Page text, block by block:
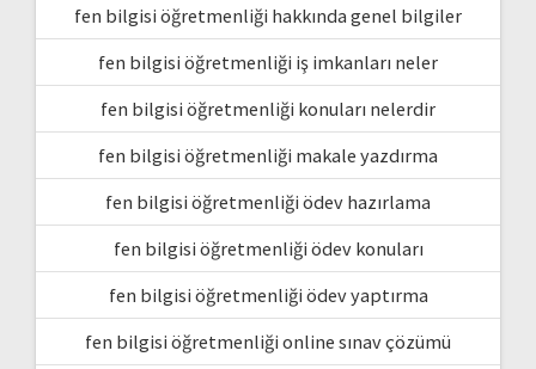
fen bilgisi öğretmenliği hakkında genel bilgiler
fen bilgisi öğretmenliği iş imkanları neler
fen bilgisi öğretmenliği konuları nelerdir
fen bilgisi öğretmenliği makale yazdırma
fen bilgisi öğretmenliği ödev hazırlama
fen bilgisi öğretmenliği ödev konuları
fen bilgisi öğretmenliği ödev yaptırma
fen bilgisi öğretmenliği online sınav çözümü